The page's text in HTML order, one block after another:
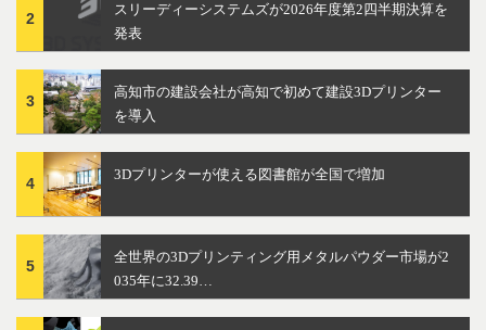
2
スリーディーシステムズが2026年度第2四半期決算を
発表
3
高知市の建設会社が高知で初めて建設3Dプリンター
を導入
4
3Dプリンターが使える図書館が全国で増加
5
全世界の3Dプリンティング用メタルパウダー市場が2
035年に32.39…